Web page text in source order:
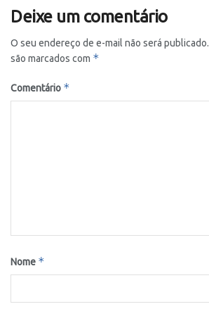
Deixe um comentário
O seu endereço de e-mail não será publicado.
são marcados com *
Comentário *
Nome *